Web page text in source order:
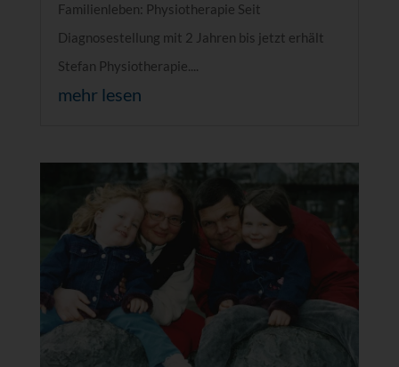
Familienleben: Physiotherapie Seit
Diagnosestellung mit 2 Jahren bis jetzt erhält
Stefan Physiotherapie....
mehr lesen